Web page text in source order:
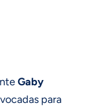
Gaby
para